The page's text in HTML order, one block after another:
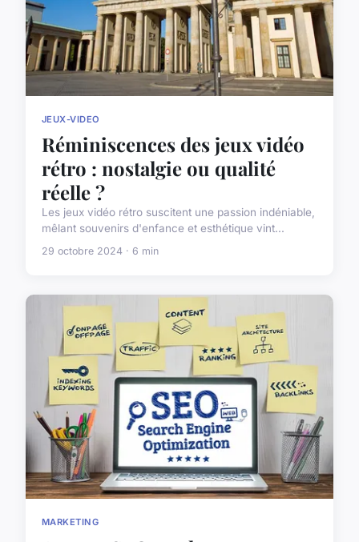
JEUX-VIDEO
Réminiscences des jeux vidéo
rétro : nostalgie ou qualité
réelle ?
Les jeux vidéo rétro suscitent une passion indéniable,
mêlant souvenirs d'enfance et esthétique vint...
29 octobre 2024 · 6 min
MARKETING